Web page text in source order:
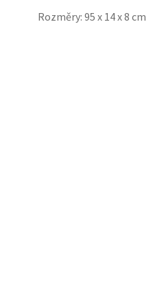
Rozměry: 95 x 14 x 8 cm